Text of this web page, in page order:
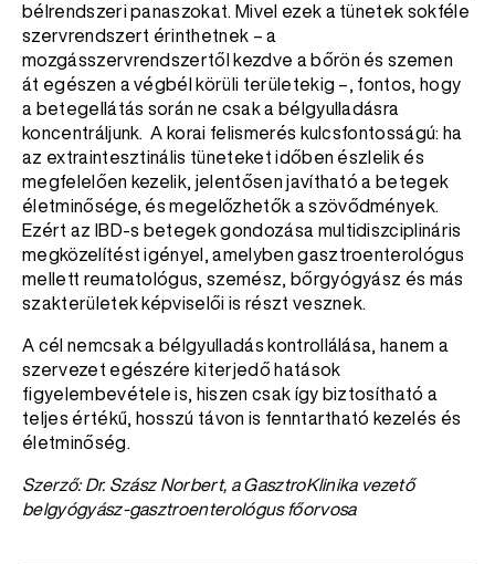
bélrendszeri panaszokat. Mivel ezek a tünetek sokféle
szervrendszert érinthetnek – a
mozgásszervrendszertől kezdve a bőrön és szemen
át egészen a végbél körüli területekig –, fontos, hogy
a betegellátás során ne csak a bélgyulladásra
koncentráljunk. A korai felismerés kulcsfontosságú: ha
az extraintesztinális tüneteket időben észlelik és
megfelelően kezelik, jelentősen javítható a betegek
életminősége, és megelőzhetők a szövődmények.
Ezért az IBD-s betegek gondozása multidiszciplináris
megközelítést igényel, amelyben gasztroenterológus
mellett reumatológus, szemész, bőrgyógyász és más
szakterületek képviselői is részt vesznek.
A cél nemcsak a bélgyulladás kontrollálása, hanem a
szervezet egészére kiterjedő hatások
figyelembevétele is, hiszen csak így biztosítható a
teljes értékű, hosszú távon is fenntartható kezelés és
életminőség.
Szerző: Dr. Szász Norbert, a GasztroKlinika vezető
belgyógyász-gasztroenterológus főorvosa